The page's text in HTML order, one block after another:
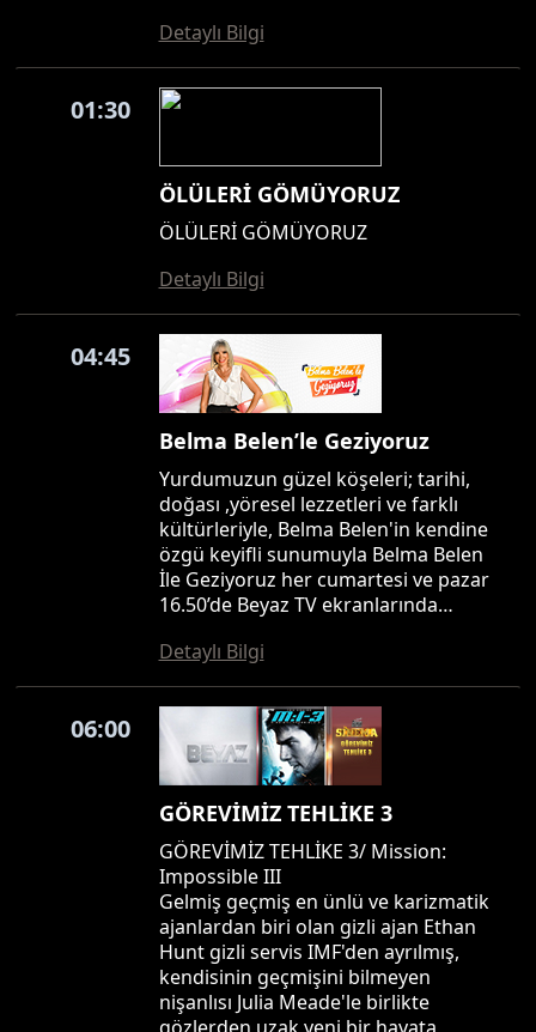
Detaylı Bilgi
01:30
ÖLÜLERİ GÖMÜYORUZ
ÖLÜLERİ GÖMÜYORUZ
Detaylı Bilgi
04:45
Belma Belen’le Geziyoruz
Yurdumuzun güzel köşeleri; tarihi,
doğası ,yöresel lezzetleri ve farklı
kültürleriyle, Belma Belen'in kendine
özgü keyifli sunumuyla Belma Belen
İle Geziyoruz her cumartesi ve pazar
16.50’de Beyaz TV ekranlarında…
Detaylı Bilgi
06:00
GÖREVİMİZ TEHLİKE 3
GÖREVİMİZ TEHLİKE 3/ Mission:
Impossible III
Gelmiş geçmiş en ünlü ve karizmatik
ajanlardan biri olan gizli ajan Ethan
Hunt gizli servis IMF'den ayrılmış,
kendisinin geçmişini bilmeyen
nişanlısı Julia Meade'le birlikte